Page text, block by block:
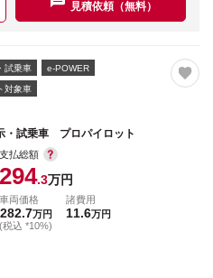
見積依頼（無料）
試乗車 e-POWER
対象車
・試乗車 プロパイロット
支払総額
294.3万円
車両価格
282.7万円
(税込 *10%)
諸費用
11.6万円